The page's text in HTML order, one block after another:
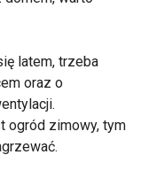
latem, trzeba
oraz o
ogród zimowy, tym